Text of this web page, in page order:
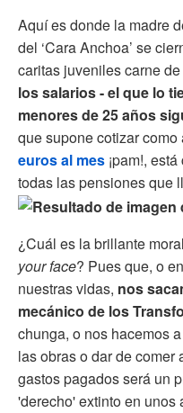
Aquí es donde la madre
del ‘Cara Anchoa’ se
caritas juveniles carne
los salarios - el que lo
menores de 25 años
que supone cotizar como
euros al mes ¡pam!,
todas las pensiones que
¿Cuál es la brillante
your face? Pues que, o
nuestras vidas, nos
mecánico de los
chunga, o nos hacemos
las obras o dar de
gastos pagados será un
'derecho' extinto en unos